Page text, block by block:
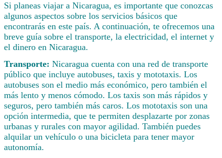
Si planeas viajar a Nicaragua, es importante que conozcas
algunos aspectos sobre los servicios básicos que
encontrarás en este país. A continuación, te ofrecemos una
breve guía sobre el transporte, la electricidad, el internet y
el dinero en Nicaragua.
Transporte: Nicaragua cuenta con una red de transporte
público que incluye autobuses, taxis y mototaxis. Los
autobuses son el medio más económico, pero también el
más lento y menos cómodo. Los taxis son más rápidos y
seguros, pero también más caros. Los mototaxis son una
opción intermedia, que te permiten desplazarte por zonas
urbanas y rurales con mayor agilidad. También puedes
alquilar un vehículo o una bicicleta para tener mayor
autonomía.